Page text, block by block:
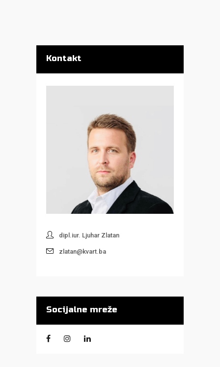
Kontakt
dipl.iur. Ljuhar Zlatan
zlatan@kvart.ba
Socijalne mreže